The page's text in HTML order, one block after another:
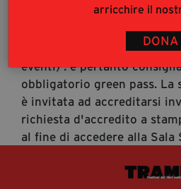
arricchire il
DONA
Accrediti Stampa.
giornalisti risponde alle
pubblico (https://
eventi) : è pertanto
obbligatorio green pass.
è invitata ad accreditarsi
richiesta d'accredito a
al fine di accedere alla Sala